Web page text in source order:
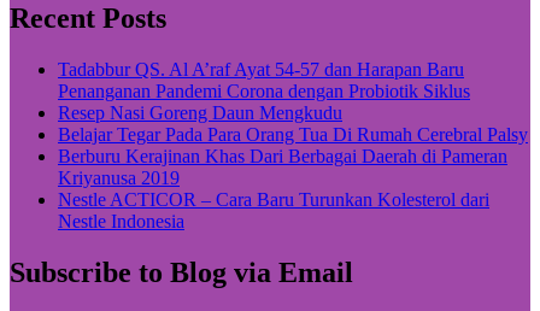
Recent Posts
Tadabbur QS. Al A’raf Ayat 54-57 dan Harapan Baru
Penanganan Pandemi Corona dengan Probiotik Siklus
Resep Nasi Goreng Daun Mengkudu
Belajar Tegar Pada Para Orang Tua Di Rumah Cerebral Palsy
Berburu Kerajinan Khas Dari Berbagai Daerah di Pameran
Kriyanusa 2019
Nestle ACTICOR – Cara Baru Turunkan Kolesterol dari
Nestle Indonesia
Subscribe to Blog via Email